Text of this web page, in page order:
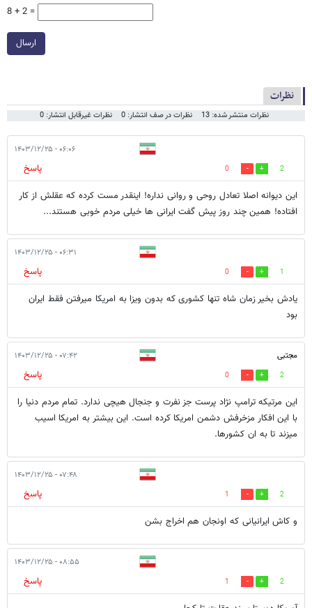
8 + 2 =
ارسال
نظرات
نظرات منتشر شده: 13 نظرات در صف انتشار: 0 نظرات غیرقابل انتشار: 0
۰۶:۰۶ - ۱۴۰۳/۱۲/۲۵
2
0
پاسخ
این دیوانه اصلا تعادل روحی و روانی نداره! اینقدر مست کرده که عقلش از کار
افتاده! همین چند روز پیش گفت ایرانی ها خیلی مردم خوبی هستند...
۰۶:۳۱ - ۱۴۰۳/۱۲/۲۵
1
0
پاسخ
یادش بخیر زمان شاه تنها کشوری که بدون ویزا به امریکا میرفتن فقط ایران
بود
مجتبی ۰۷:۴۲ - ۱۴۰۳/۱۲/۲۵
2
0
پاسخ
این مرتیکه ترامپ نژاد پرست جز نفرت و جنجال هیچی ندارد. تمام مردم دنیا را
با این افکار مزخرفش دشمن امریکا کرده است. این بیشتر به امریکا اسیب
میزند تا به ان کشورها.
۰۷:۴۸ - ۱۴۰۳/۱۲/۲۵
2
1
پاسخ
و کاش ایرانیانی که اونجان هم اخراج بشن
۰۸:۵۵ - ۱۴۰۳/۱۲/۲۵
2
1
پاسخ